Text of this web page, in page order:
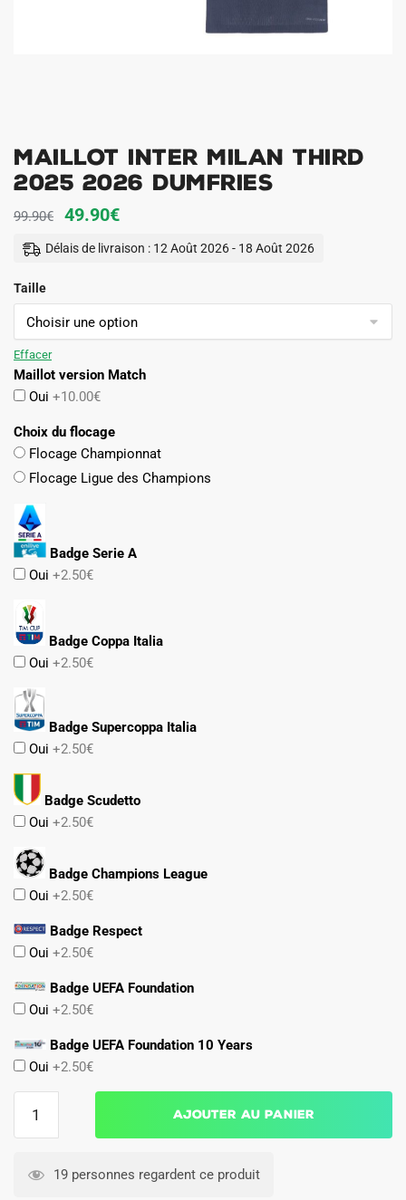
Maillot Inter Milan Third
2025 2026 Dumfries
99.90€
Le
prix
99.90€.
49.90€Le
prix
49.90€.
Délais de livraison : 12 Août 2026 - 18 Août 2026
Taille
Effacer
Maillot version Match
Oui +10.00€
Choix du flocage
Flocage Championnat
Flocage Ligue des Champions
Badge Serie A
Oui +2.50€
Badge Coppa Italia
Oui +2.50€
Badge Supercoppa Italia
Oui +2.50€
Badge Scudetto
Oui +2.50€
Badge Champions League
Oui +2.50€
Badge Respect
Oui +2.50€
Badge UEFA Foundation
Oui +2.50€
Badge UEFA Foundation 10 Years
Oui +2.50€
Inter
Ajouter au panier
19 personnes regardent ce produit